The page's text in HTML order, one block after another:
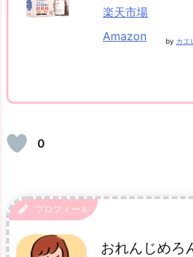
楽天市場
Amazon
by カエ
0
プロフィール
おれんじめろ